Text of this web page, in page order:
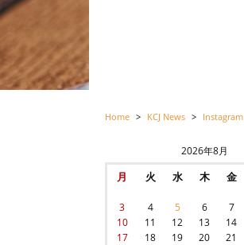
Home > KCJ News > Instagram
2026年8月
月 火 水 木 金
3
4 5 6 7
10
11 12 13 14
17
18 19 20 21